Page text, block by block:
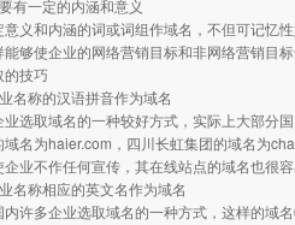
有一定的内涵和意义
意义和内涵的词或词组作域名，不但可记忆
够使企业的网络营销目标和非网络营销目标
的技巧
名称的汉语拼音作为域名
业选取域名的一种较好方式，实际上大部分
域名为haier.com，四川长虹集团的域名为
企业不作任何宣传，其在线站点的域名也很容
名称相应的英文名作为域名
内许多企业选取域名的一种方式，这样的域